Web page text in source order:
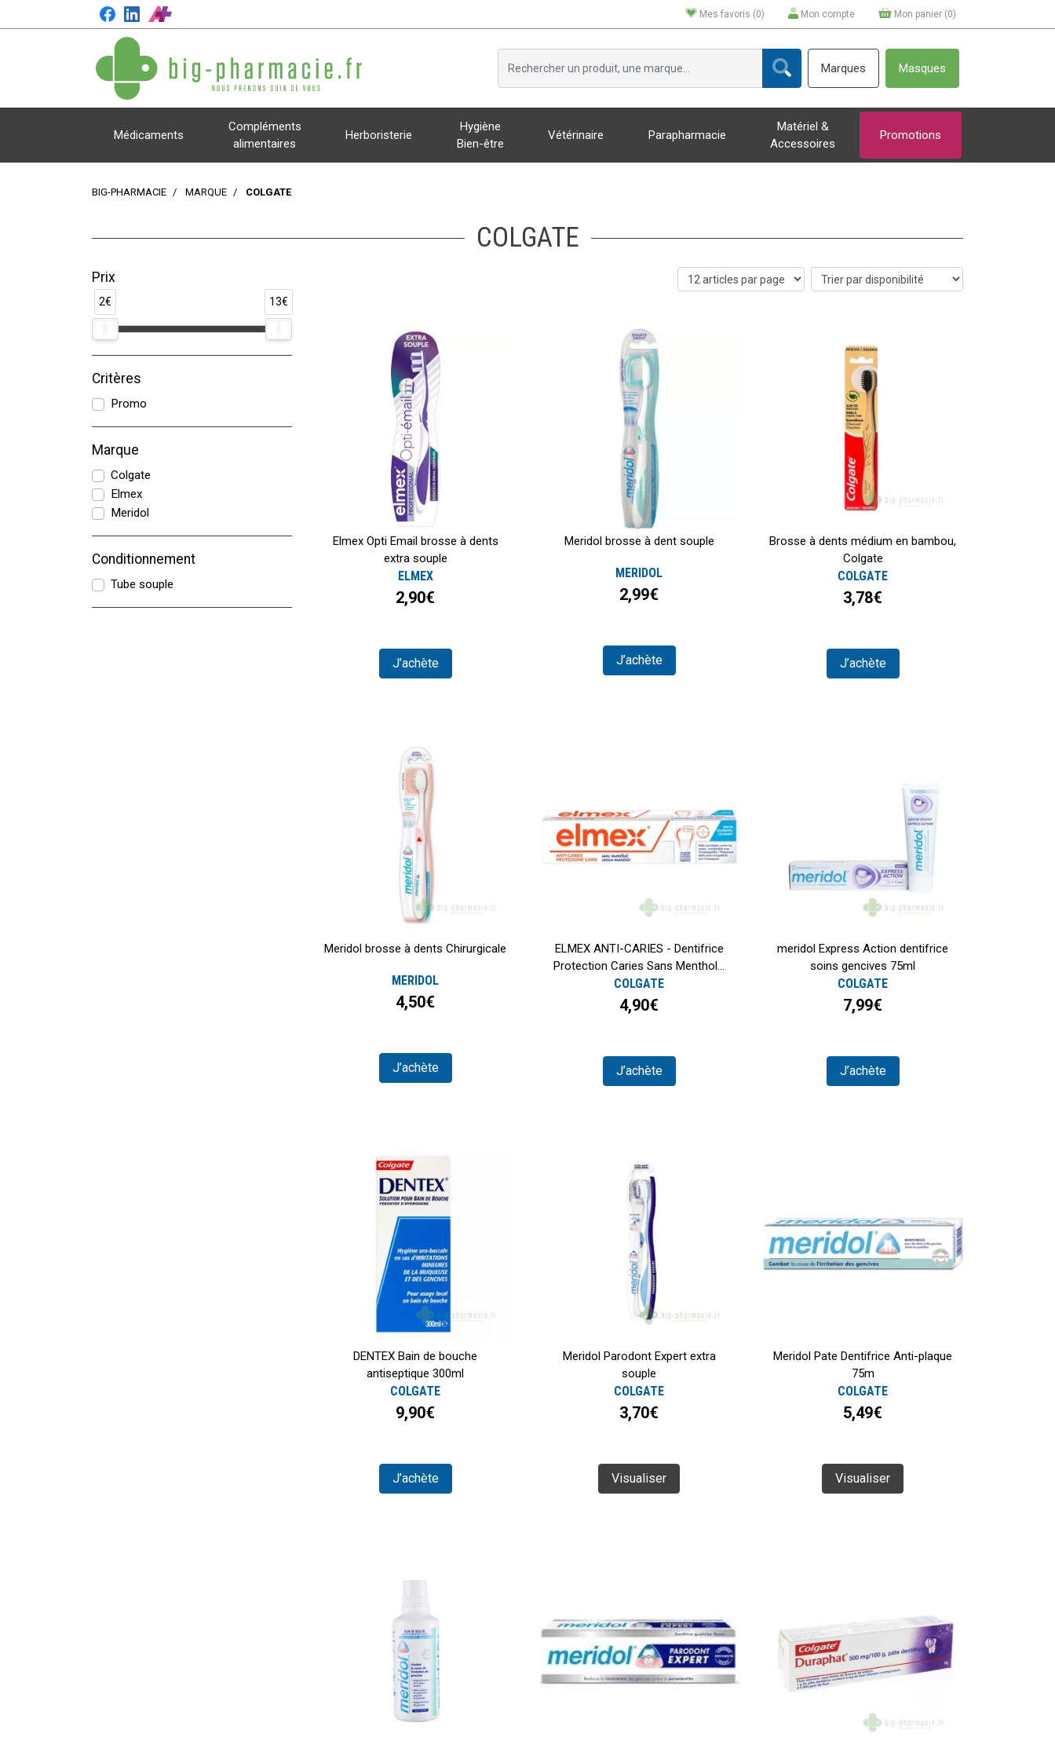
Mes favoris (0) Mon compte Mon panier (0)
Marques Masques
Médicaments
Compléments
alimentaires
Herboristerie
Hygiène
Bien-être
Vétérinaire Parapharmacie
Matériel &
Accessoires
Promotions
BIG-PHARMACIE MARQUE COLGATE
COLGATE
Prix
2€ 13€
Critères
Promo
Marque
Colgate
Elmex
Meridol
Conditionnement
Tube souple
Elmex Opti Email brosse à dents
extra souple
ELMEX
2,90€
J’achète
Meridol brosse à dent souple
MERIDOL
2,99€
J’achète
Brosse à dents médium en bambou,
Colgate
COLGATE
3,78€
J’achète
Meridol brosse à dents Chirurgicale
MERIDOL
4,50€
J’achète
ELMEX ANTI-CARIES - Dentifrice
Protection Caries Sans Menthol...
COLGATE
4,90€
J’achète
meridol Express Action dentifrice
soins gencives 75ml
COLGATE
7,99€
J’achète
DENTEX Bain de bouche
antiseptique 300ml
COLGATE
9,90€
J’achète
Meridol Parodont Expert extra
souple
COLGATE
3,70€
Visualiser
Meridol Pate Dentifrice Anti-plaque
75m
COLGATE
5,49€
Visualiser